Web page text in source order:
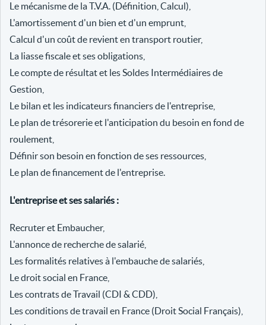
Le mécanisme de la T.V.A. (Définition, Calcul),
L'amortissement d'un bien et d'un emprunt,
Calcul d'un coût de revient en transport routier,
La liasse fiscale et ses obligations,
Le compte de résultat et les Soldes Intermédiaires de
Gestion,
Le bilan et les indicateurs financiers de l'entreprise,
Le plan de trésorerie et l'anticipation du besoin en fond de
roulement,
Définir son besoin en fonction de ses ressources,
Le plan de financement de l'entreprise.
L'entreprise et ses salariés :
Recruter et Embaucher,
L'annonce de recherche de salarié,
Les formalités relatives à l'embauche de salariés,
Le droit social en France,
Les contrats de Travail (CDI & CDD),
Les conditions de travail en France (Droit Social Français),